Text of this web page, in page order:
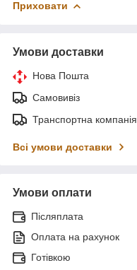
Приховати
Умови доставки
Нова Пошта
Самовивіз
Транспортна компанія
Всі умови доставки
Умови оплати
Післяплата
Оплата на рахунок
Готівкою